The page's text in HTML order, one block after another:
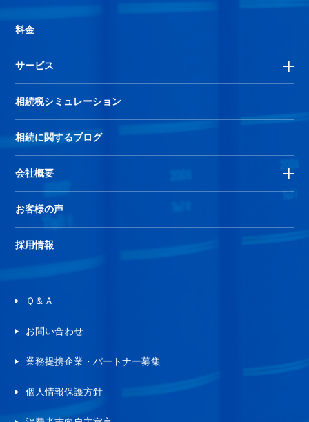
料金
サービス
相続税シミュレーション
相続に関するブログ
会社概要
お客様の声
採用情報
Ｑ＆Ａ
お問い合わせ
業務提携企業・パートナー募集
個人情報保護方針